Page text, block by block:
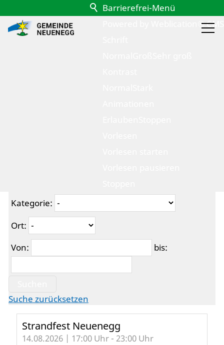
Barrierefrei-Menü
Powered by Weblication® CMS
Kategorie:
Ort:
Von:
bis:
Suche zurücksetzen
Strandfest Neuenegg
14.08.2026 | 17:00 Uhr - 23:00 Uhr